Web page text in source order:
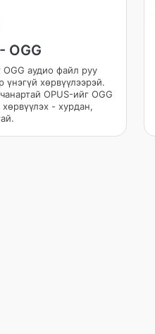
OGG
OGG аудио файл руу
үнэгүй хөрвүүлээрэй.
OPUS-ийг OGG
хөрвүүлэх - хурдан,